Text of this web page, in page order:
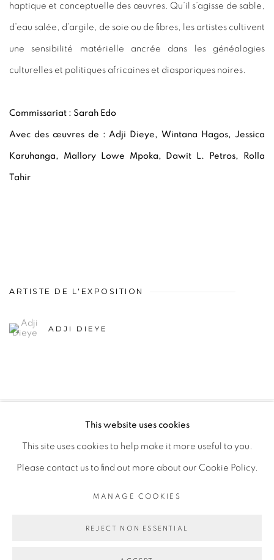
haptique et conceptuelle des œuvres. Qu’il s’agisse de sable,
d’eau salée, d’argile, de soie ou de fibres, les artistes cultivent
une sensibilité matérielle ancrée dans les généalogies
culturelles et politiques africaines et diasporiques noires.
Commissariat : Sarah Edo
Avec des œuvres de : Adji Dieye, Wintana Hagos, Jessica
Karuhanga, Mallory Lowe Mpoka, Dawit L. Petros, Rolla
Tahir
ARTISTE DE L'EXPOSITION
ADJI DIEYE
MANAGE COOKIES
COPYRIGHT © 2026 GALERIE CÉCILE FAKHOURY
SITE BY ARTLOGIC
This website uses cookies
This site uses cookies to help make it more useful to you.
Please contact us to find out more about our Cookie Policy.
MANAGE COOKIES
REJECT NON ESSENTIAL